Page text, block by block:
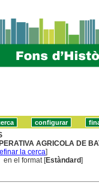
AGRICOLA DE
la cerca]
en el format [Estàndard]